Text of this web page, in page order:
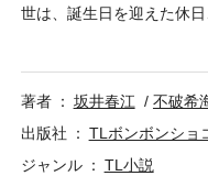
世は、誕生日を迎えた休
ているが、接待ゴルフと
てしまいかねない。帰り
る。
著者 坂井春江
不破希
出版社
TLボンボンショ
ジャンル
TL小説